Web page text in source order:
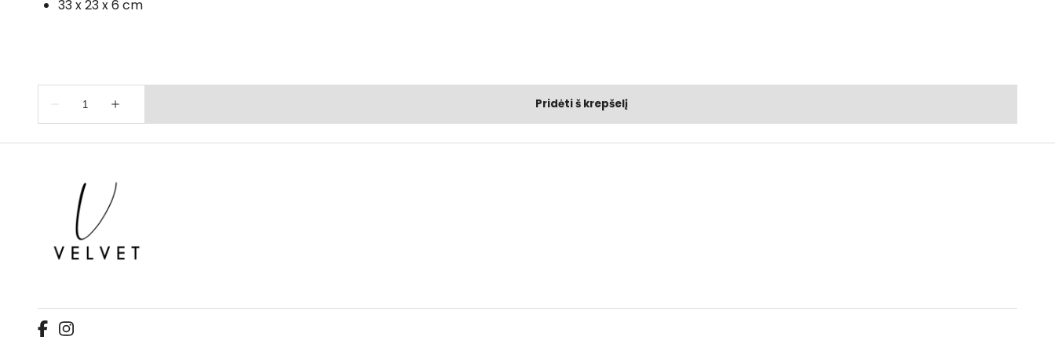
33 x 23 x 6 cm